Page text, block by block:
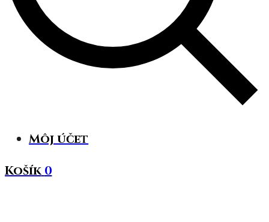
Môj účet
Košík 0